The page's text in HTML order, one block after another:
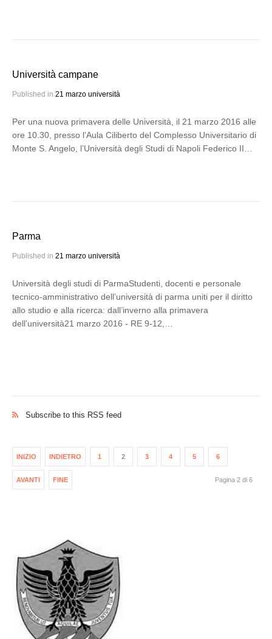
Università campane
Published in 21 marzo università
Per una nuova primavera delle Università, il 21 marzo 2016 alle
ore 10.30, presso l’Aula Ciliberto del Complesso Universitario di
Monte S. Angelo, l’Università degli Studi di Napoli Federico II…
Parma
Published in 21 marzo università
Università degli studi di ParmaStudenti, docenti e personale
tecnico-amministrativo dell’università di parma uniti per il diritto
allo studio e alla ricerca: dall’inverno alla primavera
dell’università21 marzo 2016 - RE 9-12,…
Subscribe to this RSS feed
INIZIO INDIETRO 1 2 3 4 5 6
AVANTI FINE Pagina 2 di 6